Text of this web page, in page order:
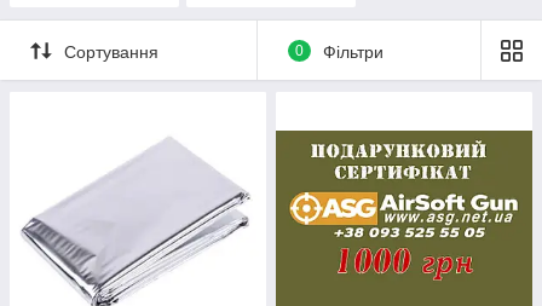
Сортування 0 Фільтри